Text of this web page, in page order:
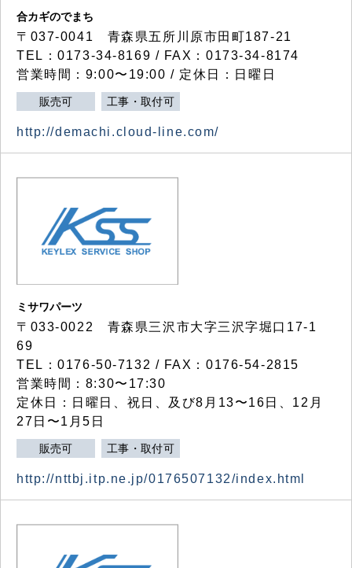
合カギのでまち
〒037-0041 青森県五所川原市田町187-21
TEL：0173-34-8169 / FAX：0173-34-8174
営業時間：9:00〜19:00 / 定休日：日曜日
販売可 工事・取付可
http://demachi.cloud-line.com/
ミサワパーツ
〒033-0022 青森県三沢市大字三沢字堀口17-1
69
TEL：0176-50-7132 / FAX：0176-54-2815
営業時間：8:30〜17:30
定休日：日曜日、祝日、及び8月13〜16日、12月
27日〜1月5日
販売可 工事・取付可
http://nttbj.itp.ne.jp/0176507132/index.html